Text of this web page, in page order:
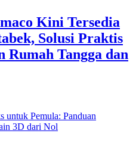
Kini Tersedia
Solusi Praktis
Rumah Tangga dan